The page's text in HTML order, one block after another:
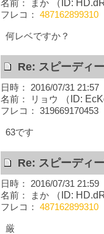
名前： まか
（ID:
フレコ： 487162899310
何レベですか？
Re: スピーディ
日時： 2016/07/31 21:57
名前： リョウ
（ID:
フレコ： 319669170453
63です
Re: スピーディ
日時： 2016/07/31 21:59
名前： まか
（ID:
フレコ： 487162899310
厳